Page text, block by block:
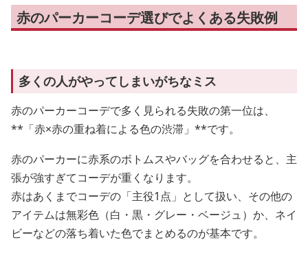
赤のパーカーコーデ選びでよくある失敗例
多くの人がやってしまいがちなミス
赤のパーカーコーデで多く見られる失敗の第一位は、
**「赤×赤の重ね着による色の渋滞」**です。
赤のパーカーに赤系のボトムスやバッグを合わせると、主
張が強すぎてコーデが重くなります。
赤はあくまでコーデの「主役1点」として扱い、その他の
アイテムは無彩色（白・黒・グレー・ベージュ）か、ネイ
ビーなどの落ち着いた色でまとめるのが基本です。